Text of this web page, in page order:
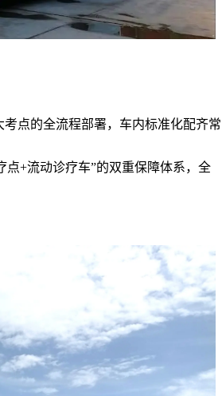
点的全流程部署，车内标准化配齐常
+流动诊疗车”的双重保障体系，全